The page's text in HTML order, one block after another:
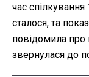
час
сталося, та
повідомила про
звернулася до